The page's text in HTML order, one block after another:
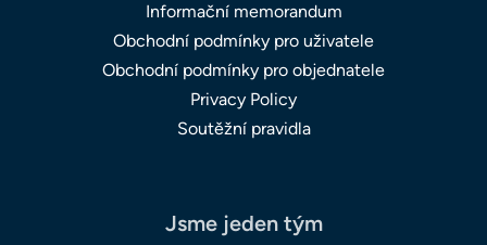
Informační memorandum
Obchodní podmínky pro uživatele
Obchodní podmínky pro objednatele
Privacy Policy
Soutěžní pravidla
Jsme jeden tým